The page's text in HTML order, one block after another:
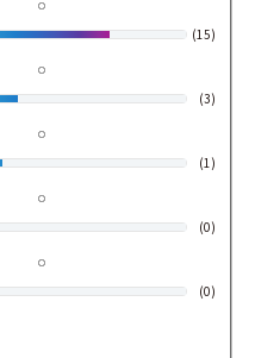
(15)
(3)
(1)
(0)
(0)